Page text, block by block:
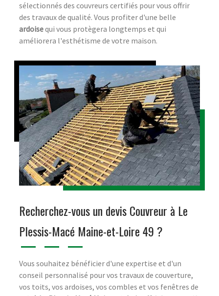
sélectionnés des couvreurs certifiés pour vous offrir
des travaux de qualité. Vous profiter d'une belle
ardoisequi vous protègera longtemps et qui
améliorera l'esthétisme de votre maison.
Recherchez-vous un devis Couvreur à Le
Plessis-Macé Maine-et-Loire 49 ?
Vous souhaitez bénéficier d'une expertise et d'un
conseil personnalisé pour vos travaux de couverture,
vos toits, vos ardoises, vos combles et vos fenêtres de